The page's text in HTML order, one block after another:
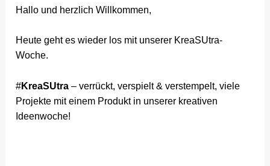
Hallo und herzlich Willkommen,
Heute geht es wieder los mit unserer KreaSUtra-
Woche.
#KreaSUtra – verrückt, verspielt & verstempelt, viele
Projekte mit einem Produkt in unserer kreativen
Ideenwoche!